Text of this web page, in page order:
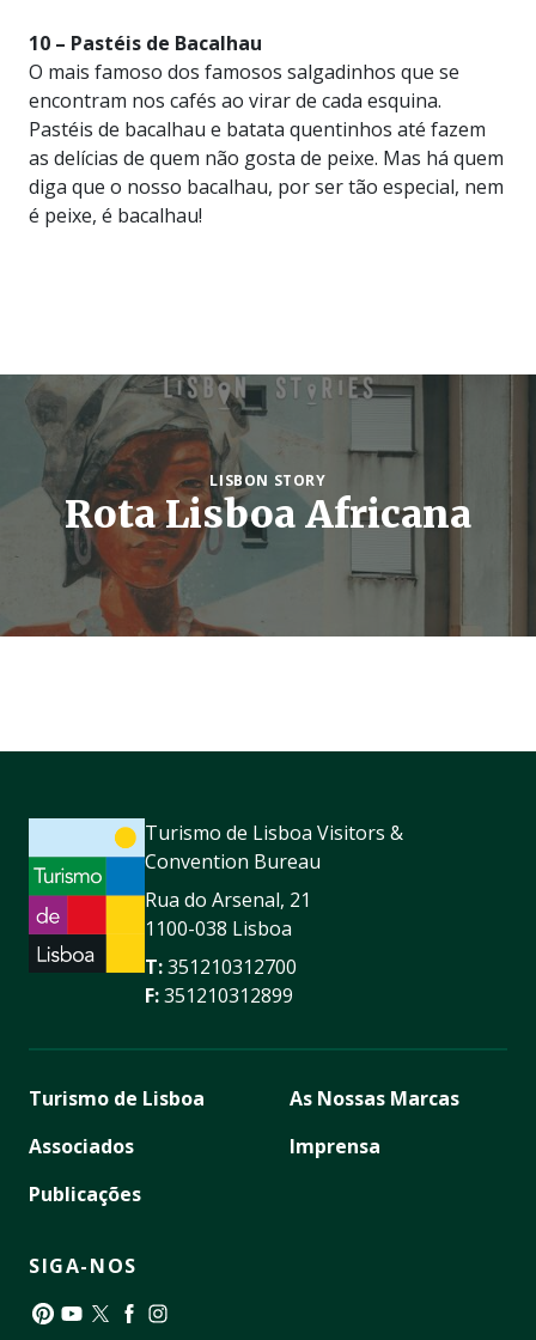
10 – Pastéis de Bacalhau
O mais famoso dos famosos salgadinhos que se
encontram nos cafés ao virar de cada esquina.
Pastéis de bacalhau e batata quentinhos até fazem
as delícias de quem não gosta de peixe. Mas há quem
diga que o nosso bacalhau, por ser tão especial, nem
é peixe, é bacalhau!
LISBON STORY
Rota Lisboa Africana
Turismo de Lisboa Visitors &
Convention Bureau
Rua do Arsenal, 21
1100-038 Lisboa
T:351210312700
F:351210312899
Turismo de Lisboa
Associados
Publicações
As Nossas Marcas
Imprensa
SIGA-NOS